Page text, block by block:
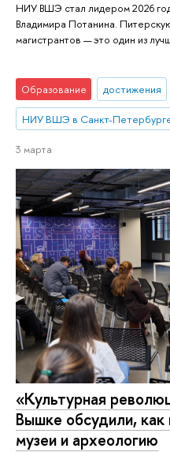
НИУ ВШЭ стал лидером 2026
Владимира Потанина.
магистрантов — это один из
Образование достижения
НИУ ВШЭ в Санкт-
3 марта
«Культурная
Вышке обсудили,
музеи и археологию